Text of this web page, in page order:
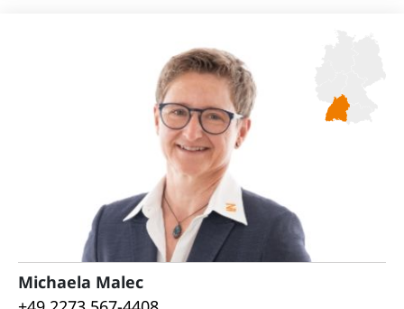
Michaela Malec